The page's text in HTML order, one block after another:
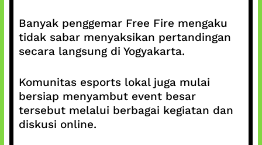
Banyak penggemar Free Fire mengaku
tidak sabar menyaksikan pertandingan
secara langsung di Yogyakarta.
Komunitas esports lokal juga mulai
bersiap menyambut event besar
tersebut melalui berbagai kegiatan dan
diskusi online.